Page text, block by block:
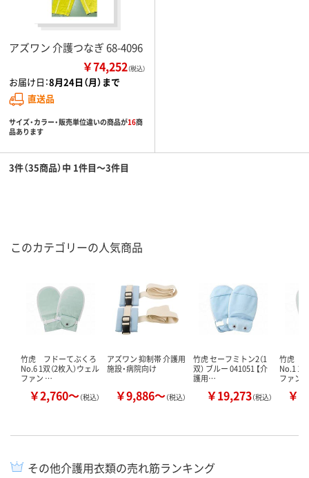
アズワン 介護つなぎ 68-4096
￥74,252（税込）
お届け日：8月24日（月）まで
直送品
サイズ・カラー・販売単位違いの商品が16商
品あります
3件（35商品）中 1件目～3件目
このカテゴリーの人気商品
竹虎 フドーてぶくろ
No.6 1双（2枚入）ウェル
ファン …
￥2,760～（税込）
アズワン 抑制帯 介護用
施設・病院向け
￥9,886～（税込）
竹虎 セーフミトン2（1
双） ブルー 041051 【介
護用…
￥19,273（税込）
竹虎 フ
No.1 1双
ファン
￥
その他介護用衣類の売れ筋ランキング